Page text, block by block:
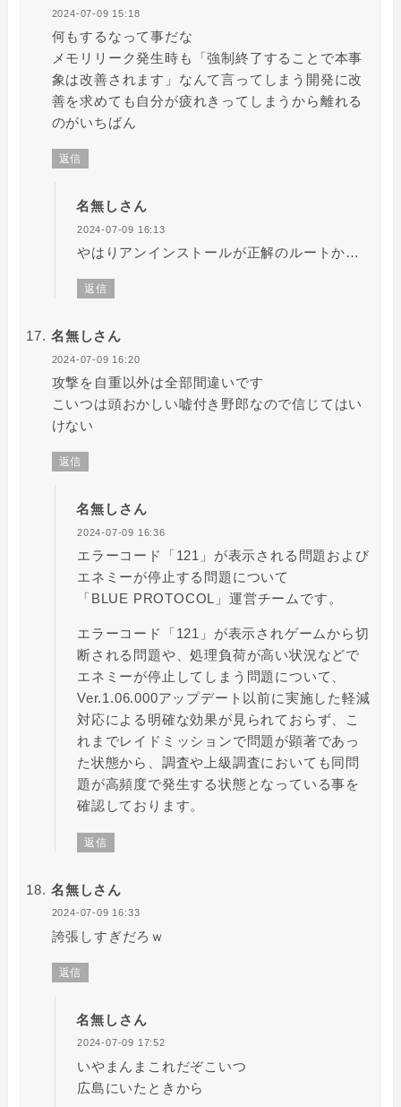
2024-07-09 15:18
何もするなって事だな
メモリリーク発生時も「強制終了することで本事
象は改善されます」なんて言ってしまう開発に改
善を求めても自分が疲れきってしまうから離れる
のがいちばん
返信
名無しさん
2024-07-09 16:13
やはりアンインストールが正解のルートか…
返信
名無しさん
2024-07-09 16:20
攻撃を自重以外は全部間違いです
こいつは頭おかしい嘘付き野郎なので信じてはい
けない
返信
名無しさん
2024-07-09 16:36
エラーコード「121」が表示される問題および
エネミーが停止する問題について
「BLUE PROTOCOL」運営チームです。
エラーコード「121」が表示されゲームから切
断される問題や、処理負荷が高い状況などで
エネミーが停止してしまう問題について、
Ver.1.06.000アップデート以前に実施した軽減
対応による明確な効果が見られておらず、こ
れまでレイドミッションで問題が顕著であっ
た状態から、調査や上級調査においても同問
題が高頻度で発生する状態となっている事を
確認しております。
返信
名無しさん
2024-07-09 16:33
誇張しすぎだろｗ
返信
名無しさん
2024-07-09 17:52
いやまんまこれだぞこいつ
広島にいたときから